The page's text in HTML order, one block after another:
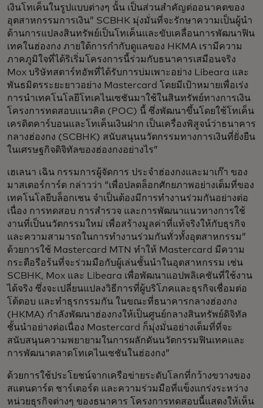
เงินโทเค็นในรูปแบบต่างๆ นั้น เป็นส่วนสำคัญต่ออนาคตของ
อุตสาหกรรมการเงิน” SCBHK มุ่งมั่นที่จะรักษาความเป็นผู้นำ
ด้านการแปลงสินทรัพย์เป็นโทเค็นและขับเคลื่อนการพัฒนาฟิน
เทคในฮ่องกง ภายใต้การกำกับดูแลของ HKMA เรามีความ
ภาคภูมิใจที่ได้ริเริ่มโครงการนี้ร่วมกับธนาคารเสมือนจริง
Mox บริษัทสตาร์ทอัพที่ได้รับการบ่มเพาะอย่าง Libeara และ
พันธมิตรระยะยาวอย่าง Mastercard โดยมีเป้าหมายเพื่อเร่ง
การนำเทคโนโลยีโทเคไนเซชันมาใช้ในสินทรัพย์ทางการเงิน
โครงการทดสอบแนวคิด (POC) นี้ ซึ่งพัฒนาขึ้นโดยใช้โทเค็น
เครดิตคาร์บอนและโทเค็นเงินฝาก เป็นเครื่องพิสูจน์ว่าธนาคาร
กลางฮ่องกง (SCBHK) สนับสนุนนวัตกรรมทางการเงินที่ยั่งยืน
ในเศรษฐกิจดิจิทัลของฮ่องกงอย่างไร”
เฮเลนา เฉิน กรรมการผู้จัดการ ประจำฮ่องกงและมาเก๊า ของ
มาสเตอร์การ์ด กล่าวว่า “เพื่อปลดล็อกศักยภาพอย่างเต็มที่ของ
เทคโนโลยีบล็อกเชน จำเป็นต้องมีการทำงานร่วมกันอย่างต่อ
เนื่อง การทดสอบ การสำรวจ และการพัฒนาแนวทางการใช้
งานที่เป็นนวัตกรรมใหม่ เพื่อสร้างมูลค่าที่แท้จริงให้กับธุรกิจ
และความสามารถในการทำงานร่วมกันทั่วทั้งอุตสาหกรรม”
ด้วยการใช้ Mastercard MTN ทำให้ Mastercard มีความ
กระตือรือร้นที่จะร่วมมือกับผู้เล่นชั้นนำในอุตสาหกรรม เช่น
SCBHK, Mox และ Libeara เพื่อพัฒนาแอปพลิเคชันที่ใช้งาน
ได้จริง ซึ่งจะเปลี่ยนแปลงวิธีการที่ผู้บริโภคและธุรกิจเชื่อมต่อ
โต้ตอบ และทำธุรกรรมกัน ในขณะที่ธนาคารกลางฮ่องกง
(HKMA) กำลังพัฒนาฮ่องกงให้เป็นศูนย์กลางสินทรัพย์ดิจิทัล
ชั้นนำอย่างต่อเนื่อง Mastercard ก็มุ่งมั่นอย่างเต็มที่ที่จะ
สนับสนุนความพยายามในการผลักดันนวัตกรรมฟินเทคและ
การพัฒนาตลาดโทเคไนเซชันในฮ่องกง”
ด้วยการใช้ประโยชน์จากเครือข่ายระดับโลกที่กว้างขวางของ
สแตนดาร์ด ชาร์เตอร์ด และความร่วมมือที่แข็งแกร่งระหว่าง
หน่วยธุรกิจต่างๆ ของธนาคาร โครงการทดสอบนี้แสดงให้เห็น